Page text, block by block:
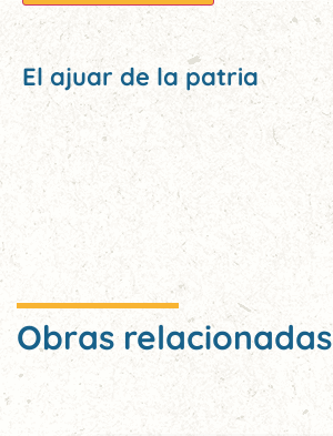
El ajuar de la patria
Obras relacionadas